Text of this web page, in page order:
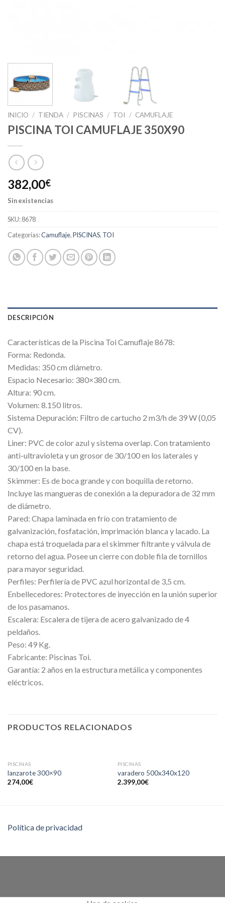
INICIO / TIENDA / PISCINAS / TOI / CAMUFLAJE
PISCINA TOI CAMUFLAJE 350X90
382,00€
Sin existencias
SKU:8678
Categorías:Camuflaje,PISCINAS, TOI
DESCRIPCIÓN
Características de la Piscina Toi Camuflaje 8678:
Forma: Redonda.
Medidas: 350 cm diámetro.
Espacio Necesario: 380×380 cm.
Altura: 90 cm.
Volumen: 8.150 litros.
Sistema Depuración: Filtro de cartucho 2 m3/h de 39 W (0,05
CV).
Liner: PVC de color azul y sistema overlap. Con tratamiento
anti-ultravioleta y un grosor de 30/100 en los laterales y
30/100 en la base.
Skimmer: Es de boca grande y con boquilla de retorno.
Incluye las mangueras de conexión a la depuradora de 32 mm
de diámetro.
Pared: Chapa laminada en frío con tratamiento de
galvanización, fosfatación, imprimación blanca y lacado. La
chapa está troquelada para el skimmer filtrante y válvula de
retorno del agua. Posee un cierre con doble fila de tornillos
para mayor seguridad.
Perfiles: Perfilería de PVC azul horizontal de 3,5 cm.
Enbellecedores: Protectores de inyección en la unión superior
de los pasamanos.
Escalera: Escalera de tijera de acero galvanizado de 4
peldaños.
Peso: 49 Kg.
Fabricante: Piscinas Toi.
Garantía: 2 años en la estructura metálica y componentes
eléctricos.
PRODUCTOS RELACIONADOS
SIN EXISTENCIAS
PISCINAS
lanzarote 300×90
274,00€
PISCINAS
varadero 500x340x120
2.399,00€
Política de privacidad